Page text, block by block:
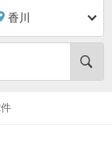
香川